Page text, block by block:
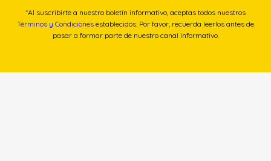
*Al suscribirte a nuestro boletín informativo, aceptas todos nuestros
Términos y Condiciones establecidos. Por favor, recuerda leerlos antes de
pasar a formar parte de nuestro canal informativo.